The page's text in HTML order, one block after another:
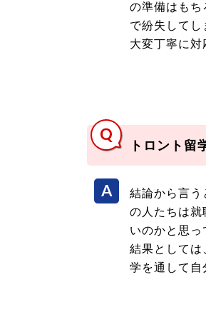
の準備はもち
で紛失してし
大変丁寧に対
トロント留
結論から言う
の人たちは就
いのかと思っ
結果としては
学を通して自